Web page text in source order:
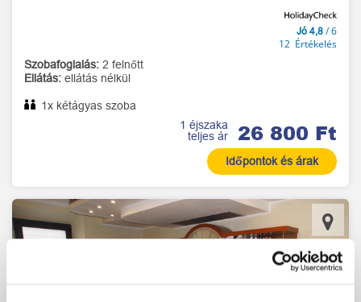
Jó 4,8 / 6
12 Értékelés
Szobafoglalás: 2 felnőtt
Ellátás: ellátás nélkül
1x kétágyas szoba
1 éjszaka
teljes ár
26 800 Ft
Időpontok és árak